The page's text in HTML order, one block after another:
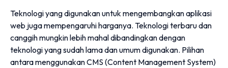
Teknologi yang digunakan untuk mengembangkan aplikasi
web juga mempengaruhi harganya. Teknologi terbaru dan
canggih mungkin lebih mahal dibandingkan dengan
teknologi yang sudah lama dan umum digunakan. Pilihan
antara menggunakan CMS (Content Management System)